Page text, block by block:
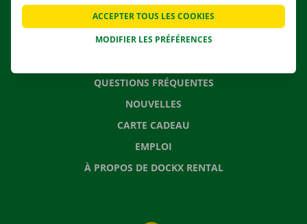
QUESTIONS FRÉQUENTES
NOUVELLES
CARTE CADEAU
EMPLOI
À PROPOS DE DOCKX RENTAL
MODIFIER LES PRÉFÉRENCES
ACCEPTER TOUS LES COOKIES